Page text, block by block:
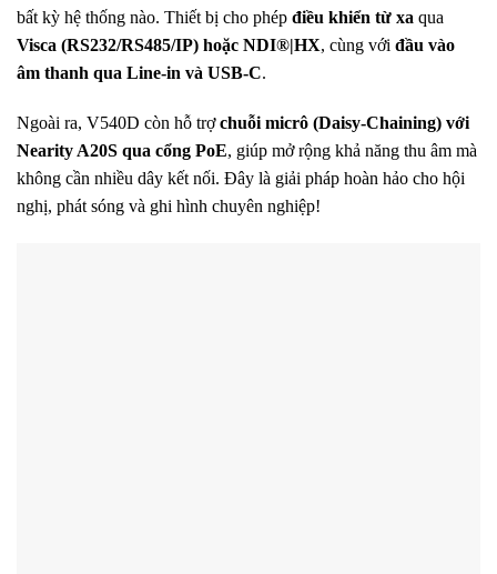
bất kỳ hệ thống nào. Thiết bị cho phép điều khiển từ xa qua
Visca (RS232/RS485/IP) hoặc NDI®|HX, cùng với đầu vào
âm thanh qua Line-in và USB-C.
Ngoài ra, V540D còn hỗ trợchuỗi micrô (Daisy-Chaining) với
Nearity A20S qua cổng PoE, giúp mở rộng khả năng thu âm mà
không cần nhiều dây kết nối. Đây là giải pháp hoàn hảo cho hội
nghị, phát sóng và ghi hình chuyên nghiệp!